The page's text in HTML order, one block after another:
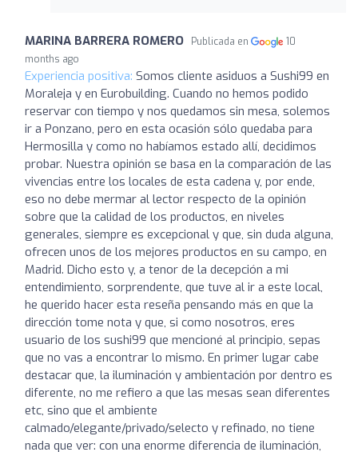
MARINA BARRERA ROMERO Publicada en
10
months ago
Experiencia positiva: Somos cliente asiduos a Sushi99 en
Moraleja y en Eurobuilding. Cuando no hemos podido
reservar con tiempo y nos quedamos sin mesa, solemos
ir a Ponzano, pero en esta ocasión sólo quedaba para
Hermosilla y como no habíamos estado allí, decidimos
probar. Nuestra opinión se basa en la comparación de las
vivencias entre los locales de esta cadena y, por ende,
eso no debe mermar al lector respecto de la opinión
sobre que la calidad de los productos, en niveles
generales, siempre es excepcional y que, sin duda alguna,
ofrecen unos de los mejores productos en su campo, en
Madrid. Dicho esto y, a tenor de la decepción a mi
entendimiento, sorprendente, que tuve al ir a este local,
he querido hacer esta reseña pensando más en que la
dirección tome nota y que, si como nosotros, eres
usuario de los sushi99 que mencioné al principio, sepas
que no vas a encontrar lo mismo. En primer lugar cabe
destacar que, la iluminación y ambientación por dentro es
diferente, no me refiero a que las mesas sean diferentes
etc, sino que el ambiente
calmado/elegante/privado/selecto y refinado, no tiene
nada que ver: con una enorme diferencia de iluminación,